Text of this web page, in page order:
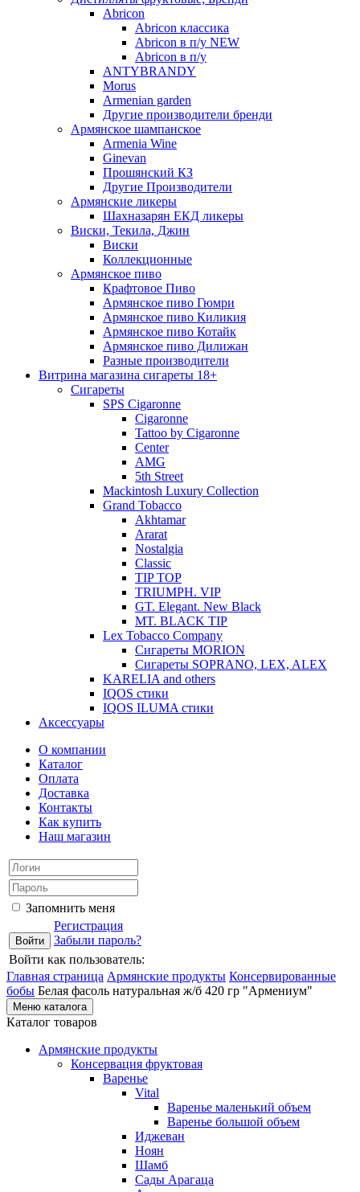
Abricon
Abricon классика
Abricon в п/у NEW
Abricon в п/у
ANTYBRANDY
Morus
Armenian garden
Другие производители бренди
Армянское шампанское
Armenia Wine
Ginevan
Прошянский КЗ
Другие Производители
Армянские ликеры
Шахназарян ЕКД ликеры
Виски, Текила, Джин
Виски
Коллекционные
Армянское пиво
Крафтовое Пиво
Армянское пиво Гюмри
Армянское пиво Киликия
Армянское пиво Котайк
Армянское пиво Дилижан
Разные производители
Витрина магазина сигареты 18+
Cигареты
SPS Cigaronne
Сigaronne
Tattoo by Cigaronne
Center
AMG
5th Street
Mackintosh Luxury Collection
Grand Tobacco
Akhtamar
Ararat
Nostalgia
Classic
TIP TOP
TRIUMPH. VIP
GT. Elegant. New Black
MT. BLACK TIP
Lex Tobacco Company
Сигареты MORION
Сигареты SOPRANO, LEX, ALEX
KARELIA and others
IQOS стики
IQOS ILUMA стики
Аксессуары
О компании
Каталог
Оплата
Доставка
Контакты
Как купить
Наш магазин
Запомнить меня
Регистрация
Забыли пароль?
Войти как пользователь:
Главная страница Армянские продукты Консервированные
бобы Белая фасоль натуральная ж/б 420 гр "Армениум"
Меню каталога
Каталог товаров
Армянские продукты
Консервация фруктовая
Варенье
Vital
Варенье маленький объем
Варенье большой объем
Иджеван
Ноян
Шамб
Сады Арагаца